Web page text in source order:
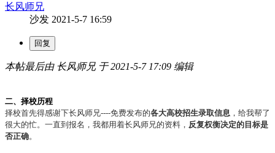
长风师兄
沙发 2021-5-7 16:59
本帖最后由 长风师兄 于 2021-5-7 17:09 编辑
二、择校历程
择校首先得感谢下长风师兄----免费发布的各大高校招生录取信息 ，给我帮了
很大的忙。一直到报名，我都用着长风师兄的资料， 反复权衡决定的目标是
否正确。